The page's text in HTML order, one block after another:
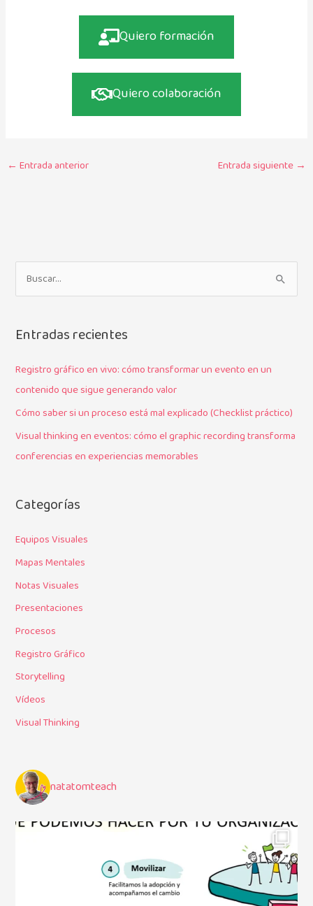
Quiero formación
Quiero colaboración
← Entrada anterior Entrada siguiente →
u
c
o
r
:
Entradas recientes
Registro gráfico en vivo: cómo transformar un evento en un
contenido que sigue generando valor
Cómo saber si un proceso está mal explicado (Checklist práctico)
Visual thinking en eventos: cómo el graphic recording transforma
conferencias en experiencias memorables
Categorías
Equipos Visuales
Mapas Mentales
Notas Visuales
Presentaciones
Procesos
Registro Gráfico
Storytelling
Vídeos
Visual Thinking
natatomteach